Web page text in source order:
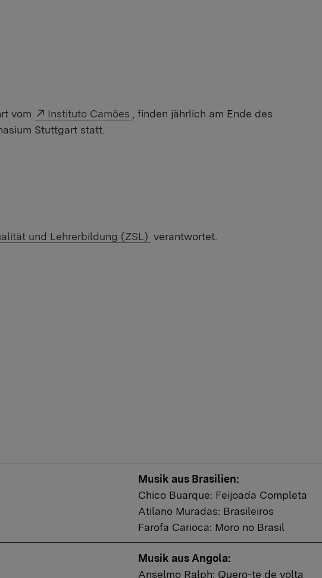
vom Externer Link:
Instituto Camões
, finden jährlich am Ende des
Stuttgart statt.
und Lehrerbildung (ZSL) verantwortet.
Musik aus Brasilien:
Chico Buarque: Feijoada Completa
Atilano Muradas: Brasileiros
Farofa Carioca: Moro no Brasil
Musik aus Angola:
Anselmo Ralph: Quero-te de volta